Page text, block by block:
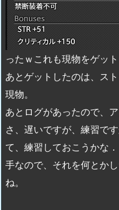
ったｗこれも現物をゲット
あとゲットしたのは、ス
現物。
あとログがあったので、ア
さ、遅いですが、練習で
て、練習しておこうかな
手なので、それを何とか
ね。